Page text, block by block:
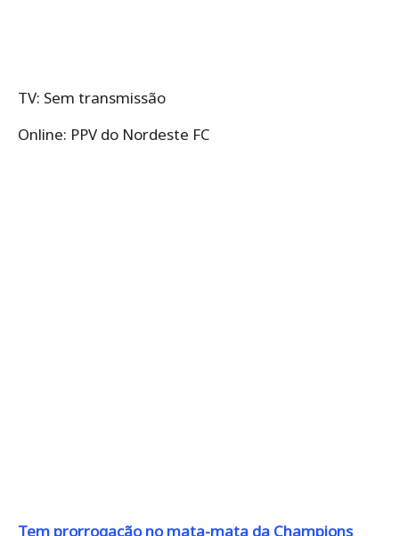
TV: Sem transmissão
Online: PPV do Nordeste FC
Tem prorrogação no mata-mata da Champions